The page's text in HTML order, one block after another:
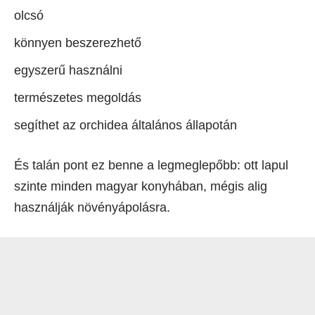
olcsó
könnyen beszerezhető
egyszerű használni
természetes megoldás
segíthet az orchidea általános állapotán
És talán pont ez benne a legmeglepőbb: ott lapul
szinte minden magyar konyhában, mégis alig
használják növényápolásra.